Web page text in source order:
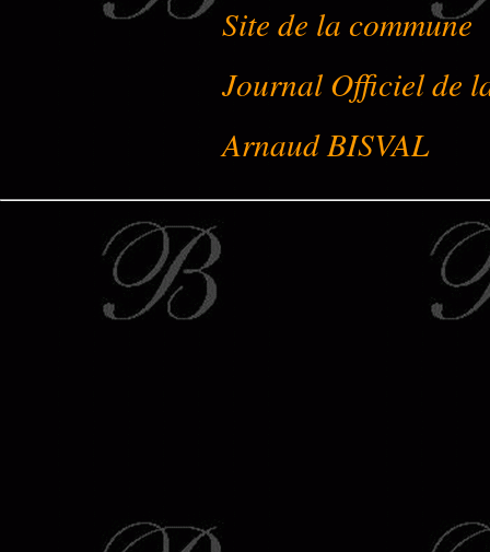
Site de la commune
Journal Officiel de
Arnaud BISVAL